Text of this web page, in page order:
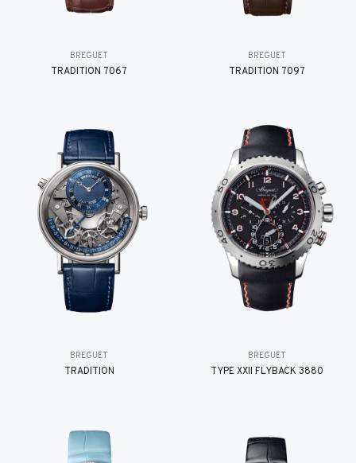
BREGUET
TRADITION 7067
BREGUET
TRADITION 7097
BREGUET
TRADITION
BREGUET
TYPE XXII FLYBACK 3880